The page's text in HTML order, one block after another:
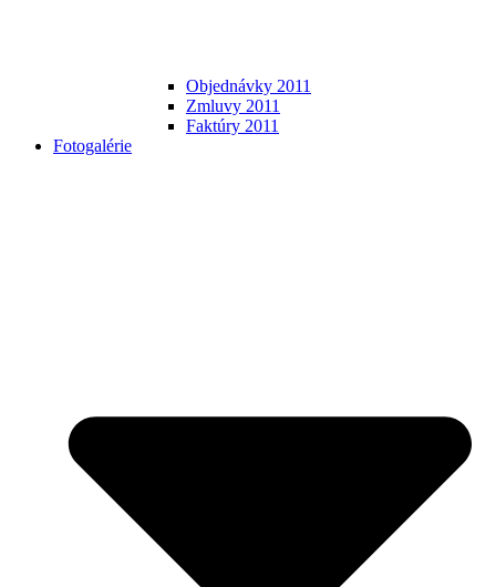
Objednávky 2011
Zmluvy 2011
Faktúry 2011
Fotogalérie